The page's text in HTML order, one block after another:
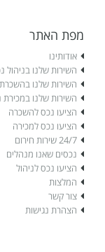
מפת האתר
אודותינו
השירות שלנו בניהול
השירות שלנו
השירות שלנו במכירת
הציעו נכס להשכרה
הציעו נכס למכירה
24/7 שירות חירום
נכסים שאנו מנהלים
הציעו נכס לניהול
המלצות
צור קשר
הצהרת נגישות